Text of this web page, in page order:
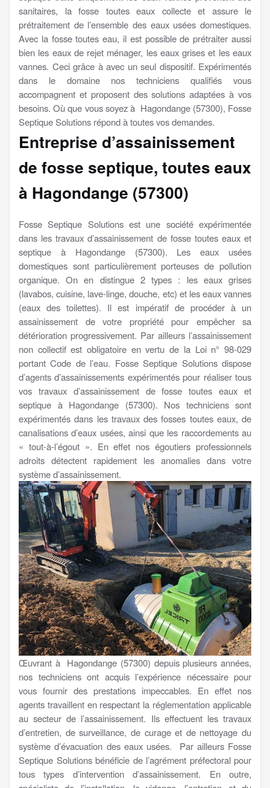
sanitaires, la fosse toutes eaux collecte et assure le
prétraitement de l’ensemble des eaux usées domestiques.
Avec la fosse toutes eau, il est possible de prétraiter aussi
bien les eaux de rejet ménager, les eaux grises et les eaux
vannes. Ceci grâce à avec un seul dispositif. Expérimentés
dans le domaine nos techniciens qualifiés vous
accompagnent et proposent des solutions adaptées à vos
besoins. Où que vous soyez à Hagondange (57300), Fosse
Septique Solutions répond à toutes vos demandes.
Entreprise d’assainissement
de fosse septique, toutes eaux
à Hagondange (57300)
Fosse Septique Solutions est une société expérimentée
dans les travaux d’assainissement de fosse toutes eaux et
septique à Hagondange (57300). Les eaux usées
domestiques sont particulièrement porteuses de pollution
organique. On en distingue 2 types : les eaux grises
(lavabos, cuisine, lave-linge, douche, etc) et les eaux vannes
(eaux des toilettes). Il est impératif de procéder à un
assainissement de votre propriété pour empêcher sa
détérioration progressivement. Par ailleurs l’assainissement
non collectif est obligatoire en vertu de la Loi n° 98-029
portant Code de l’eau. Fosse Septique Solutions dispose
d’agents d’assainissements expérimentés pour réaliser tous
vos travaux d’assainissement de fosse toutes eaux et
septique à Hagondange (57300). Nos techniciens sont
expérimentés dans les travaux des fosses toutes eaux, de
canalisations d’eaux usées, ainsi que les raccordements au
« tout-à-l’égout ». En effet nos égoutiers professionnels
adroits détectent rapidement les anomalies dans votre
système d’assainissement.
Œuvrant à Hagondange (57300) depuis plusieurs années,
nos techniciens ont acquis l’expérience nécessaire pour
vous fournir des prestations impeccables. En effet nos
agents travaillent en respectant la réglementation applicable
au secteur de l’assainissement. Ils effectuent les travaux
d’entretien, de surveillance, de curage et de nettoyage du
système d’évacuation des eaux usées. Par ailleurs Fosse
Septique Solutions bénéficie de l’agrément préfectoral pour
tous types d’intervention d’assainissement. En outre,